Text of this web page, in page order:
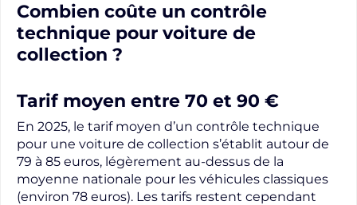
Combien coûte un contrôle
technique pour voiture de
collection ?
Tarif moyen entre 70 et 90 €
En 2025, le tarif moyen d’un contrôle technique
pour une voiture de collection s’établit autour de
79 à 85 euros, légèrement au-dessus de la
moyenne nationale pour les véhicules classiques
(environ 78 euros). Les tarifs restent cependant